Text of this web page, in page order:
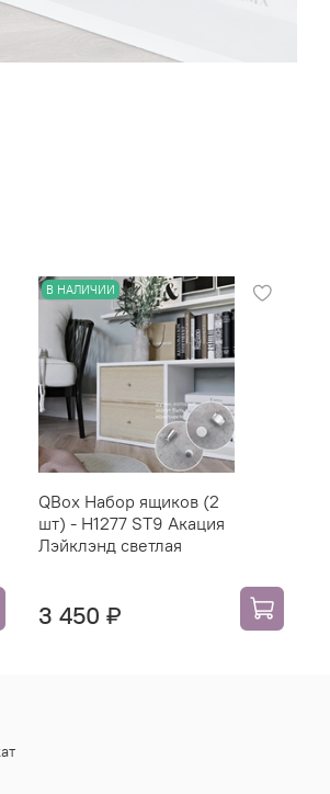
В НАЛИЧИИ
QBox Набор ящиков (2
шт) - H1277 ST9 Акация
Лэйклэнд светлая
3 450 ₽